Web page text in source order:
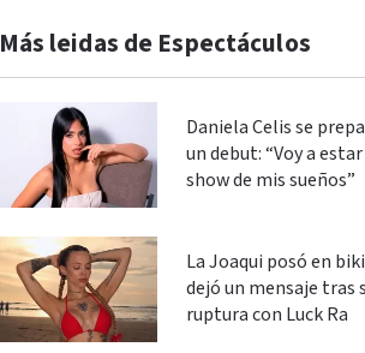
Más leidas de Espectáculos
Daniela Celis se
un debut: “Voy a
show de mis sueños”
La Joaqui posó en
dejó un mensaje tras
ruptura con Luck Ra